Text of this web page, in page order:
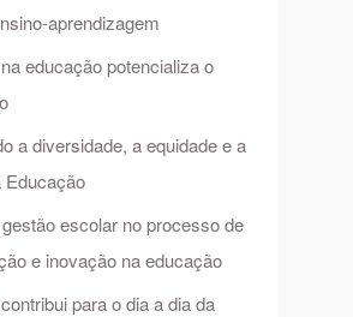
aprendizagem
educação potencializa o
a diversidade, a equidade e a
Educação
escolar no processo de
e inovação na educação
para o dia a dia da